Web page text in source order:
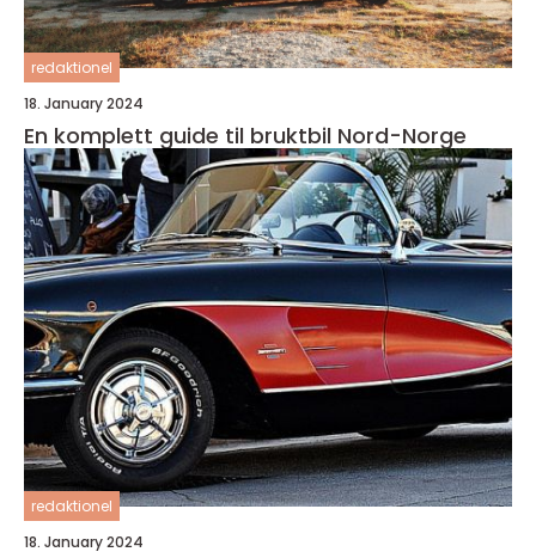
redaktionel
18. January 2024
En komplett guide til bruktbil Nord-Norge
redaktionel
18. January 2024